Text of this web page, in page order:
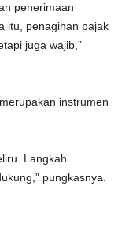
penerimaan
itu, penagihan pajak
juga wajib,”
instrumen
Langkah
pungkasnya.